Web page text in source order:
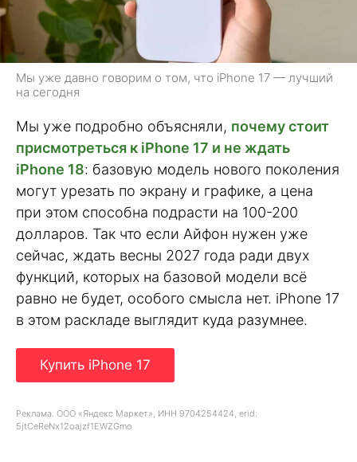
Мы уже давно говорим о том, что iPhone 17 — лучший
на сегодня
Мы уже подробно объясняли, почему стоит
присмотреться к iPhone 17 и не ждать
iPhone 18: базовую модель нового поколения
могут урезать по экрану и графике, а цена
при этом способна подрасти на 100-200
долларов. Так что если Айфон нужен уже
сейчас, ждать весны 2027 года ради двух
функций, которых на базовой модели всё
равно не будет, особого смысла нет. iPhone 17
в этом раскладе выглядит куда разумнее.
Купить iPhone 17
Реклама. ООО «Яндекс Маркет», ИНН 9704254424, erid:
5jtCeReNx12oajzf1EWZGmo